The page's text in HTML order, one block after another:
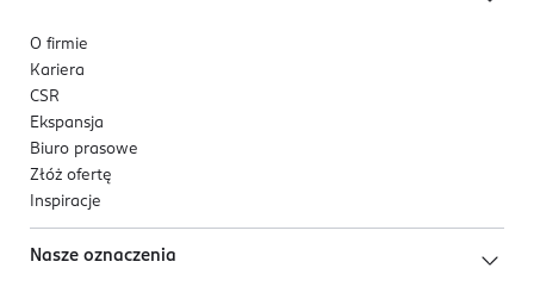
O firmie
Kariera
CSR
Ekspansja
Biuro prasowe
Złóż ofertę
Inspiracje
Nasze oznaczenia